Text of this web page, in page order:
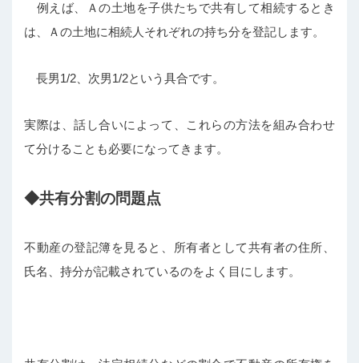
例えば、Ａの土地を子供たちで共有して相続するとき
は、Ａの土地に相続人それぞれの持ち分を登記します。
長男1/2、次男1/2という具合です。
実際は、話し合いによって、これらの方法を組み合わせ
て分けることも必要になってきます。
◆共有分割の問題点
不動産の登記簿を見ると、所有者として共有者の住所、
氏名、持分が記載されているのをよく目にします。